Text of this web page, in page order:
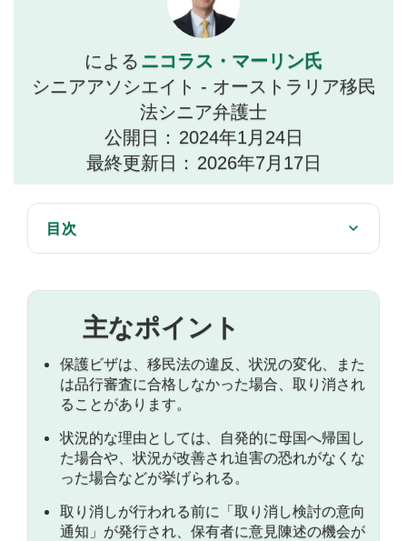
による ニコラス・マーリン氏
シニアアソシエイト - オーストラリア移民
法シニア弁護士
公開日： 2024年1月24日
最終更新日： 2026年7月17日
目次
すか？
オーストラリアの行政不服審判所に不服を申し立て
る権利
ビザが取り消されるべきかどうかは、どのように決
定されるのですか？
キャンセルの結果は？
主なポイント
保護ビザは、移民法の違反、状況の変化、また
は品行審査に合格しなかった場合、取り消され
ることがあります。
状況的な理由としては、自発的に母国へ帰国し
た場合や、状況が改善され迫害の恐れがなくな
った場合などが挙げられる。
取り消しが行われる前に「取り消し検討の意向
通知」が発行され、保有者に意見陳述の機会が